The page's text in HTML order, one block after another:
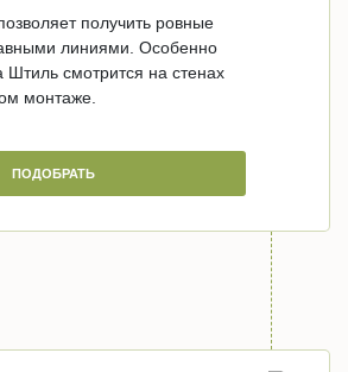
получить ровные
линиями. Особенно
Штиль смотрится на стенах
монтаже.
ПОДОБРАТЬ